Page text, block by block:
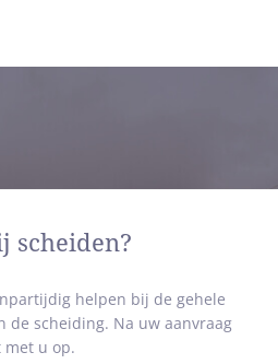
scheiden?
helpen bij de gehele
de scheiding. Na uw aanvraag
met u op.